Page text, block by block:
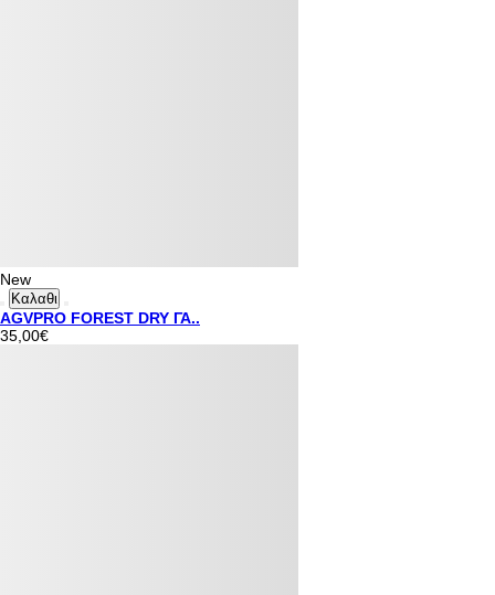
New
Καλαθι
AGVPRO FOREST DRY ΓΑ..
35,00€